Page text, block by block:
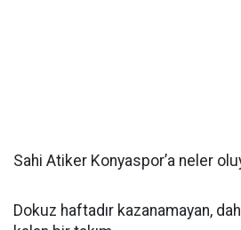
Sahi Atiker Konyaspor’a neler
Dokuz haftadır kazanamayan,